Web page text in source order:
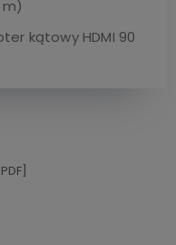
m)
kątowy HDMI 90